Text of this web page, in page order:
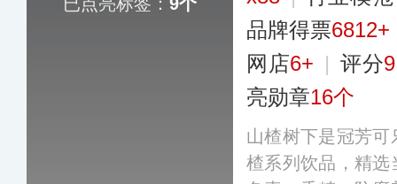
品牌得票6812+
网店6+ | 评分9
亮勋章16个
山楂树下是冠芳
楂系列饮品，精